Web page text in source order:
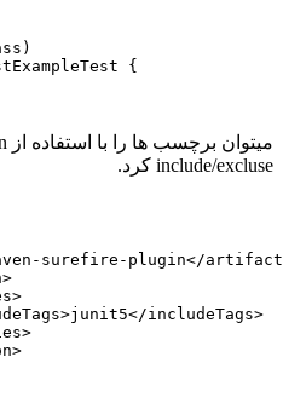
{
include/excluse کرد.
surefire-plugin</
includeTags>